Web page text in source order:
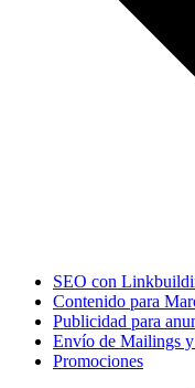
SEO con
Contenido para
Publicidad para
Envío de Mailings
Promociones